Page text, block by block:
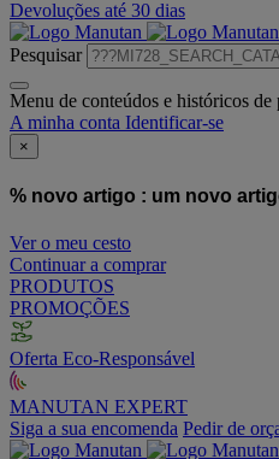
Devoluções até 30 dias
Pesquisar
Menu de conteúdos e históricos de
A minha conta Identificar-se
×
% novo artigo : um novo
Ver o meu cesto
Continuar a comprar
PRODUTOS
PROMOÇÕES
Oferta Eco-Responsável
MANUTAN EXPERT
Siga a sua encomenda Pedir de